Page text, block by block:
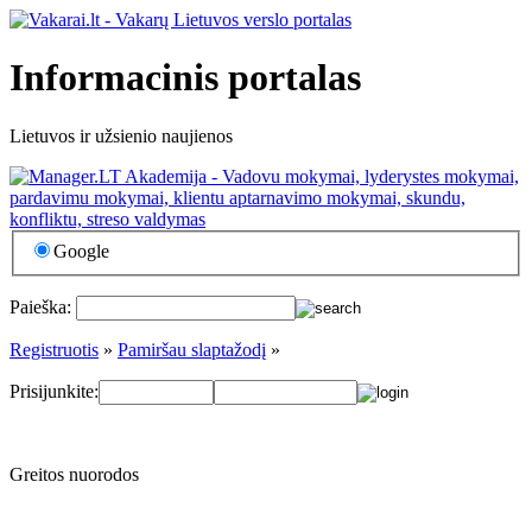
Informacinis portalas
Lietuvos ir užsienio naujienos
Google
Paieška:
Registruotis » Pamiršau slaptažodį »
Prisijunkite:
Greitos nuorodos